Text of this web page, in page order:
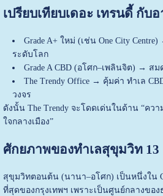
เปรียบเทียบเดอะ เทรนดี้ กับ
Grade A+ ใหม่ (เช่น One City
ระดับโลก
Grade A CBD (อโศก–เพลินจิต) → ส
The Trendy Office → คุ้มค่า ทำเล
วงจร
ดังนั้น The Trendy จะโดดเด่นในด้าน “คว
ใจกลางเมือง”
ศักยภาพของทำเลสุขุมวิท 13
สุขุมวิทตอนต้น (นานา–อโศก) เป็นหนึ่งใน
ที่สุดของกรุงเทพฯ เพราะเป็นศูนย์กลางขอ